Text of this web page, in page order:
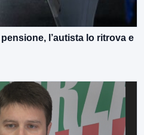
l’autista lo ritrova e